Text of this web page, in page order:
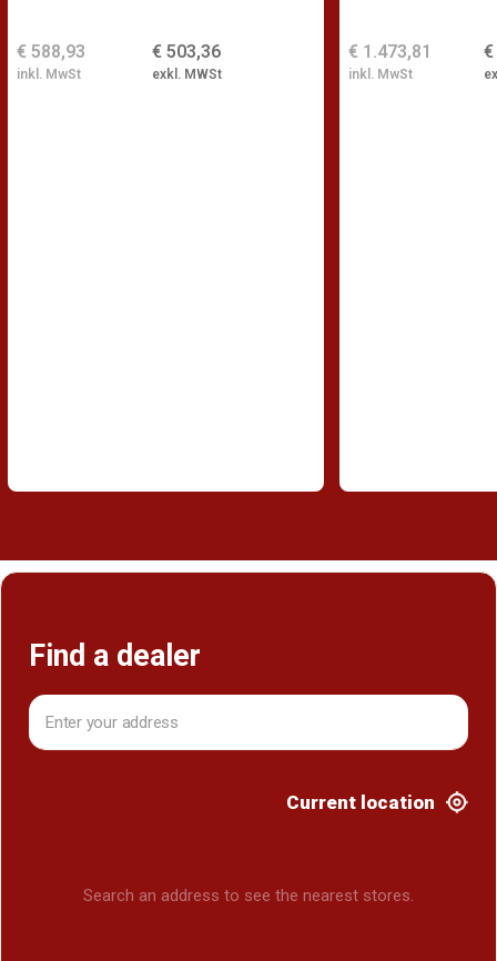
€ 503,36
exkl. MWSt
€ 588,93
inkl. MwSt
€
€ 1.473,81
inkl. MwSt
Find a dealer
Current location
Search an address to see the nearest stores.